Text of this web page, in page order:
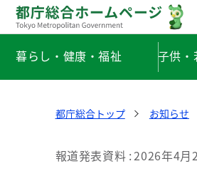
暮らし・健康・福祉 子供
都庁総合トップ お知らせ
報道発表資料 2026年4月